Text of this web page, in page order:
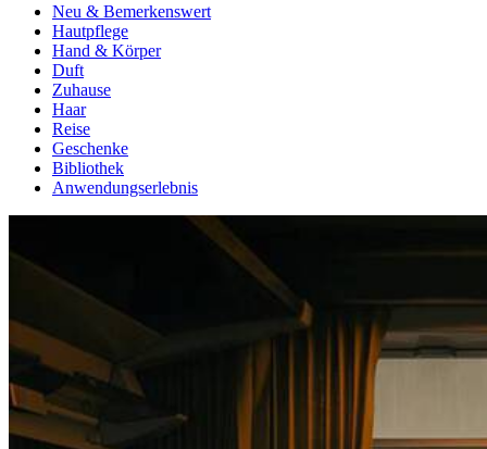
Neu & Bemerkenswert
Hautpflege
Hand & Körper
Duft
Zuhause
Haar
Reise
Geschenke
Bibliothek
Anwendungserlebnis